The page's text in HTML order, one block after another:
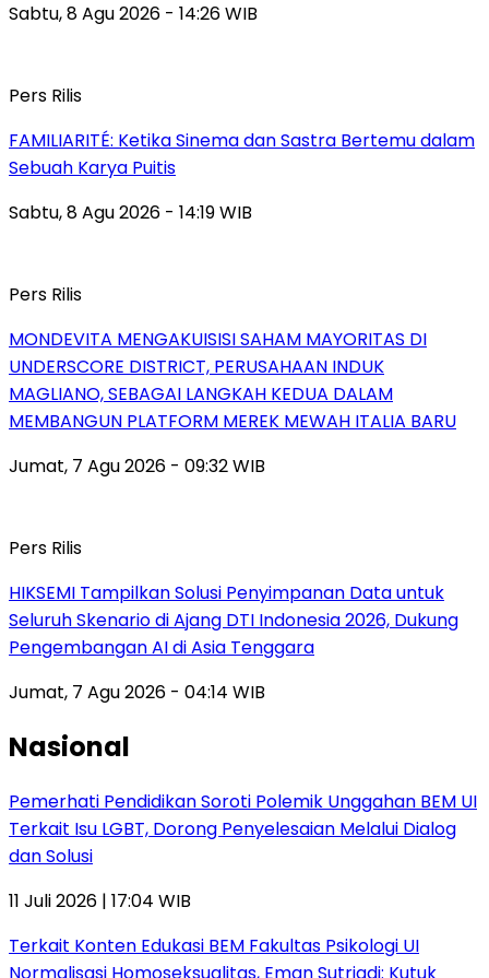
Sabtu, 8 Agu 2026 - 14:26 WIB
Pers Rilis
FAMILIARITÉ: Ketika Sinema dan Sastra Bertemu dalam
Sebuah Karya Puitis
Sabtu, 8 Agu 2026 - 14:19 WIB
Pers Rilis
MONDEVITA MENGAKUISISI SAHAM MAYORITAS DI
UNDERSCORE DISTRICT, PERUSAHAAN INDUK
MAGLIANO, SEBAGAI LANGKAH KEDUA DALAM
MEMBANGUN PLATFORM MEREK MEWAH ITALIA BARU
Jumat, 7 Agu 2026 - 09:32 WIB
Pers Rilis
HIKSEMI Tampilkan Solusi Penyimpanan Data untuk
Seluruh Skenario di Ajang DTI Indonesia 2026, Dukung
Pengembangan AI di Asia Tenggara
Jumat, 7 Agu 2026 - 04:14 WIB
Nasional
Pemerhati Pendidikan Soroti Polemik Unggahan BEM UI
Terkait Isu LGBT, Dorong Penyelesaian Melalui Dialog
dan Solusi
11 Juli 2026 | 17:04 WIB
Terkait Konten Edukasi BEM Fakultas Psikologi UI